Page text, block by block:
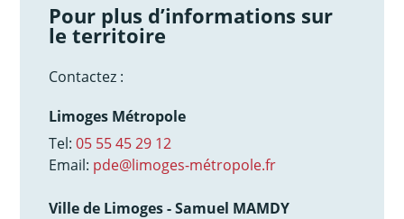
Pour plus d’informations sur
le territoire
Contactez :
Limoges Métropole
Tel:05 55 45 29 12
Email: pde@limoges-métropole.fr
Ville de Limoges - Samuel MAMDY